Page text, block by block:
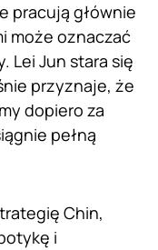
pracują głównie
może oznaczać
Lei Jun stara się
przyznaje, że
dopiero za
pełną
Chin,
i